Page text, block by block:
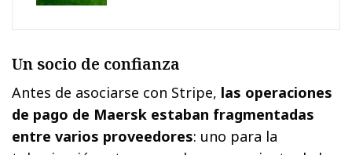
Un socio de confianza
Antes de asociarse con Stripe, las operaciones
de pago de Maersk estaban fragmentadas
entre varios proveedores: uno para la